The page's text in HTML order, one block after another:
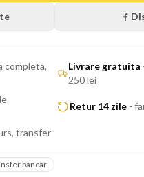
completa,
Livrare gratuita
250 lei
Retur 14 zile -
transfer
bancar